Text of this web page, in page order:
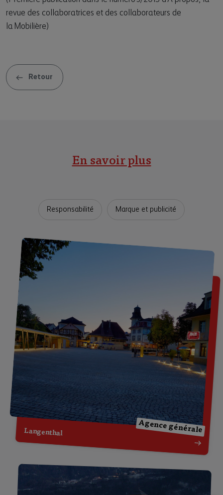
revue des collaboratrices et des collaborateurs de
la Mobilière)
Retour
En savoir plus
Responsabilité Marque et publicité
Langenthal Agence générale